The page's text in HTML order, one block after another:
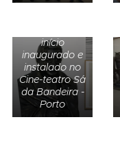
início
inaugurado e
instalado no
Cine-teatro Sá
da Bandeira -
Porto